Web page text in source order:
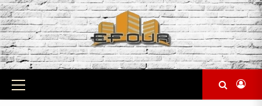
Skip
to
content
Primary
Menu